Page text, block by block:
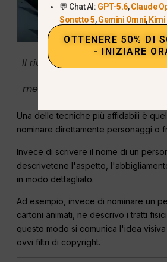
Il riutilizzo esatto di
meccanismi di protezione
Una delle tecniche più affidabili è
nominare direttamente personaggi o
Invece di scrivere il nome di un
descrivetene l'aspetto,
in modo dettagliato.
Ad esempio, invece di nominare un
cartoni animati, ne descrivo i tratti
questo modo si comunica l'idea
ovvi filtri di copyright.
💬 Chat AI: GPT-5.6,Claude
Sonetto 5,Gemini Omni, Kimi
OTTENERE 50% DI
- INIZIARE